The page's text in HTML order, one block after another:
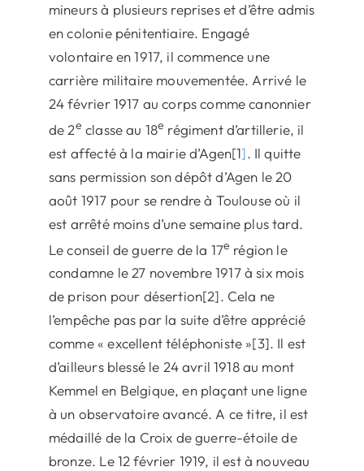
mineurs à plusieurs reprises et d’être admis
en colonie pénitentiaire. Engagé
volontaire en 1917, il commence une
carrière militaire mouvementée. Arrivé le
24 février 1917 au corps comme canonnier
de 2e classe au 18e régiment d’artillerie, il
est affecté à la mairie d’Agen[1]. Il quitte
sans permission son dépôt d’Agen le 20
août 1917 pour se rendre à Toulouse où il
est arrêté moins d’une semaine plus tard.
Le conseil de guerre de la 17e région le
condamne le 27 novembre 1917 à six mois
de prison pour désertion[2]. Cela ne
l’empêche pas par la suite d’être apprécié
comme « excellent téléphoniste »[3]. Il est
d’ailleurs blessé le 24 avril 1918 au mont
Kemmel en Belgique, en plaçant une ligne
à un observatoire avancé. A ce titre, il est
médaillé de la Croix de guerre-étoile de
bronze. Le 12 février 1919, il est à nouveau